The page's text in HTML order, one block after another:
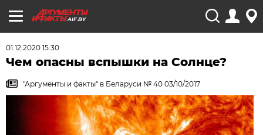
AIF.BY
01.12.2020 15:30
Чем опасны вспышки на Солнце?
"Аргументы и факты" в Беларуси № 40 03/10/2017